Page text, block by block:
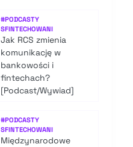
#PODCASTY
SFINTECHOWANI
Jak RCS zmienia
komunikację w
bankowości i
fintechach?
[Podcast/Wywiad]
#PODCASTY
SFINTECHOWANI
Międzynarodowe